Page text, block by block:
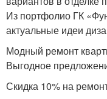
Из портфолио ГК
актуальные идеи
Модный ремонт
Выгодное
Скидка 10% на